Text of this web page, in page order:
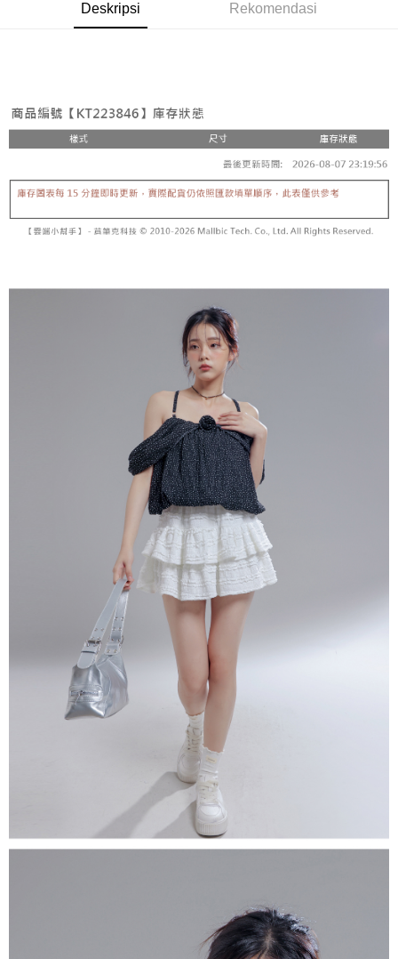
pengguna Taiwan Mobile tanpa memerlukan permohonan tambahan.
disahkan.
Had kredit yang diluluskan, tempoh ansuran yang tersedia, dan yuran
yang dikenakan adalah tertakluk kepada maklumat yang dinyatakan
pada halaman pengesahan transaksi seterusnya.
Jika transaksi tidak disahkan dalam masa 30 minit selepas pesanan
dibuat, atau jika permohonan gagal dalam proses semakan, pesanan
Pembayaran ansuran melalui OP Pay Later akan dibilkan secara
berasingan dan tidak termasuk dalam bil telekom anda. SMS peringatan
pembayaran akan dihantar selepas kitaran bil bulanan.
Selepas mengakses bil melalui pautan dalam SMS, anda boleh
menyelesaikan pembayaran anda melalui salah satu saluran berikut: kod
bar kedai serbaneka, kedai runcit Taiwan Mobile, pemindahan bank,
JKOPay, atau iPASS MONEY.
Perkhidmatan ini disediakan oleh Taiwan Mobile Co., Ltd. (“Syarikat”),
yang membolehkan pelanggan membeli barangan atau perkhidmatan
melalui perkhidmatan ini pada masa transaksi. Hasil daripada pembelian
atau pembayaran ansuran akan dipindahkan oleh peniaga kepada
Syarikat, dan pelanggan hendaklah membuat pembayaran mengikut
perjanjian menggunakan sistem bil Syarikat.
Untuk memenuhi hubungan kontrak yang terjalin melalui persetujuan
penggunaan OP Pay Later, peniaga akan memberikan maklumat peribadi
anda (termasuk nama, nombor telefon, atau alamat) kepada Syarikat bagi
tujuan pengumpulan, pemprosesan dan penggunaan data yang
diperlukan untuk pengebilan ansuran, termasuk pengesahan,
pengesahan semula dan pembetulan.
Untuk terma perkhidmatan penuh, sila rujuk pautan berikut:
" target="_blank" class="link revert-
style">https://oppay.tw/userRule
【Panduan Penggunaan Pembayaran Ansuran Gogo】
1. Perkhidmatan ini disediakan oleh Taiwan Mobile, pengguna telefon
mudah alih boleh segera menggunakan tanpa perlu memohon lagi.
pesanan ditubuhkan, akan secara automatik dialihkan ke proses
transaksi Gogo, selepas pengesahan nombor telefon, pilih bilangan
ansuran yang diingini, tarikh akhir pembayaran, dan setelah
mengesahkan pembayaran, transaksi akan selesai.
Pertama, Mengenai Perkhidmatan AFTEE Beli Sekarang Bayar Kemudian
1. Dengan memilih AFTEE sebagai kaedah pembayaran, mesej
4. Setelah pesanan disahkan, anda akan menerima SMS pembayaran
manakala ahli aplikasi akan menerima pemberitahuan tolak aplikasi
5. Tiada bayaran diperlukan apabila anda menerima produk. Sila buat
dalam talian dengan SMS pembayaran atau pemberitahuan tolak aplikasi
Sila ambil perhatian bahawa tempoh pembayaran adalah 14 hari. Walau
sehingga 45 hari.
Tempoh pembayaran dikira dari masa kedai meminta pembayaran anda,
ditambah dengan bilangan hari yang boleh dilanjutkan oleh AFTEE. Anda
boleh melanjutkan tempoh pembayaran anda sebelum anda menerima
pesanan. Walau bagaimanapun, tiada jaminan bahawa anda boleh
menerima pesanan anda semasa tempoh pembayaran (cth.: produk
prapesanan atau produk yang mungkin mengambil masa yang lebih
lama untuk dihantar). Oleh itu, anda dikehendaki membuat pembayaran
kepada AFTEE dalam tempoh sama ada anda menerima pesanan.
Kedua, Sekatan Pembayaran
1. Jumlah yang diperakui untuk pengguna kali pertama boleh sehingga
NT$10,000. Amaun diperakui sebenar yang diluluskan akan berdasarkan
keputusan pensijilan dan semakan oleh AFTEE.
2. Amaun perbelanjaan minimum mestilah lebih besar daripada NT$20.
3. Pada masa ini hanya tersedia untuk ahli Taiwan.
Ketiga, Syarat Perkhidmatan
Perkhidmatan AFTEE Beli Sekarang Bayar Kemudian disediakan oleh NP
Taiwan, Inc. dan AFTEE akan membuat bil kepada pengguna. AFTEE
akan menggunakan data peribadi yang dikumpul (termasuk nama
pembeli, no. telefon, nama penerima, no. telefon, alamat penerima) untuk
penggunaan perkhidmatan. Sila rujuk kepada "Penyata Pengumpulan
Data Peribadi, Pemprosesan, Penggunaan"
(https://aftee.tw/privacypolicy/
) untuk maklumat lanjut.
Jumlah yang diperakui untuk pengguna kali pertama yang lulus
kelulusan boleh sehingga NT$10,000. Jika pengguna tidak membuat
pembayaran dalam tempoh tersebut, yuran pembayaran lewat sebanyak
20% setahun akan dikenakan. Pengguna bawah umur dikehendaki
mendapatkan kebenaran daripada ibu bapa atau penjaga yang sah
Sila hubungi NP Taiwan Inc. di cs_tw@netprotections.co.jp
mempunyai sebarang kebimbangan mengenai pemprosesan dan
Pemindahan ATM
NT$60/pesanan | Penghantaran percuma untuk pesanan
NT$1,800 atau lebih
NT$60/pesanan | Penghantaran percuma untuk pesanan
NT$1,600 atau lebih
NT$60/pesanan | Penghantaran percuma untuk pesanan
NT$60/pesanan | Penghantaran percuma untuk pesanan
NT$1,600 atau lebih
NT$100/pesanan | Penghantaran percuma untuk pesanan
NT$2,500 atau lebih
Deskripsi Rekomendasi